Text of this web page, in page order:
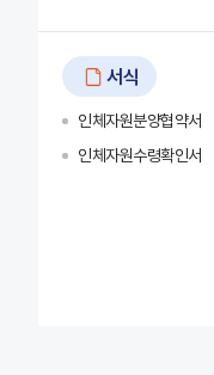
서식
인체자원분양협약서
인체자원수령확인서